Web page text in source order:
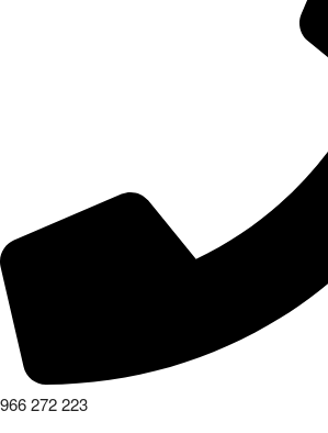
966 272 223